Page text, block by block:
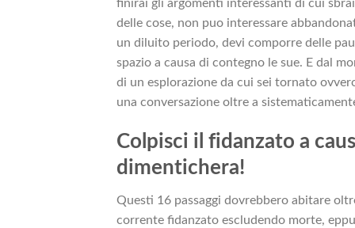
finirai gli argomenti interessanti di cui
delle cose, non puo interessare
un diluito periodo, devi comporre delle
spazio a causa di contegno le sue. E dal
di un esplorazione da cui sei tornato
una conversazione oltre a
Colpisci il fidanzato a
dimentichera!
Questi 16 passaggi dovrebbero abitare
corrente fidanzato escludendo morte,